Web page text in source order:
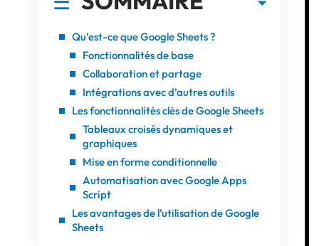
Qu’est-ce que Google Sheets ?
Fonctionnalités de base
Collaboration et partage
Intégrations avec d’autres outils
Les fonctionnalités clés de Google Sheets
Tableaux croisés dynamiques et
graphiques
Mise en forme conditionnelle
Automatisation avec Google Apps
Script
Les avantages de l’utilisation de Google
Sheets